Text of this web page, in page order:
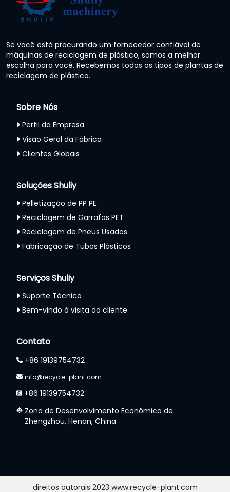
Se você está procurando um fornecedor confiável de
máquinas de reciclagem de plástico, somos a melhor
escolha para você. Recebemos todos os tipos de plantas de
reciclagem de plástico.
Sobre Nós
Perfil da Empresa
Visão Geral da Fábrica
Clientes Globais
Soluções Shuliy
Pelletização de PP PE
Reciclagem de Garrafas PET
Reciclagem de Pneus Usados
Fabricação de Tubos Plásticos
Serviços Shuliy
Suporte Técnico
Bem-vindo à visita do cliente
Contato
+86 19139754732
info@recycle-plant.com
+86 19139754732
Zona de Desenvolvimento Econômico de
Zhengzhou, Henan, China
direitos autorais 2023 www.recycle-plant.com